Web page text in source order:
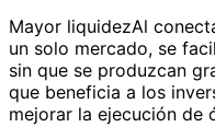
Mayor liquidezAl
un solo mercado, se
sin que se produzcan
que beneficia a los
mejorar la ejecución de